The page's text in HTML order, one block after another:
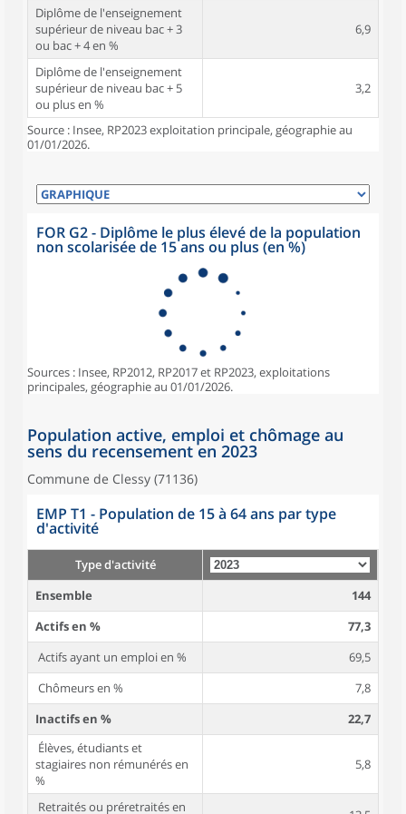
Diplôme de l'enseignement
supérieur de niveau bac + 3
ou bac + 4 en %
6,9
Diplôme de l'enseignement
supérieur de niveau bac + 5
ou plus en %
3,2
Source : Insee, RP2023 exploitation principale, géographie au
01/01/2026.
FOR G2 - Diplôme le plus élevé de la population
non scolarisée de 15 ans ou plus (en %)
Sources : Insee, RP2012, RP2017 et RP2023, exploitations
principales, géographie au 01/01/2026.
Population active, emploi et chômage au
sens du recensement en 2023
Commune de Clessy (71136)
EMP T1 - Population de 15 à 64 ans par type
d'activité
Type d'activité
Ensemble
144
Actifs en %
77,3
Actifs ayant un emploi en %
69,5
Chômeurs en %
7,8
Inactifs en %
22,7
Élèves, étudiants et
stagiaires non rémunérés en
%
5,8
Retraités ou préretraités en